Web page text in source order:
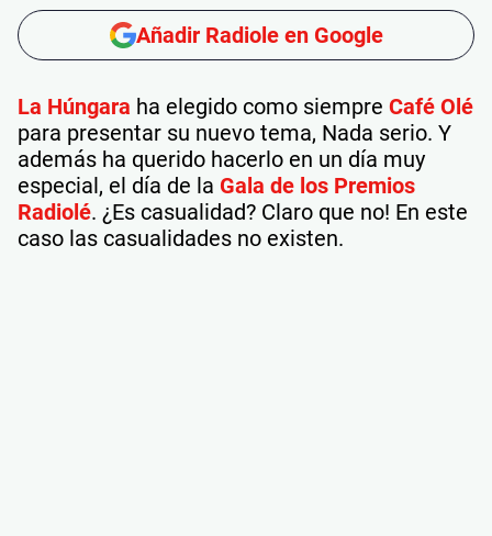
Añadir Radiole en Google
La Húngara ha elegido como siempre Café Olé
para presentar su nuevo tema, Nada serio. Y
además ha querido hacerlo en un día muy
especial, el día de la Gala de los Premios
Radiolé. ¿Es casualidad? Claro que no! En este
caso las casualidades no existen.